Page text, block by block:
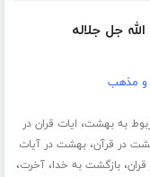
جل جلاله
و مذهب
به بهشت، ایات قران در
در قرآن،بهشت در آیات
،بازگشت به خدا،آخرت،